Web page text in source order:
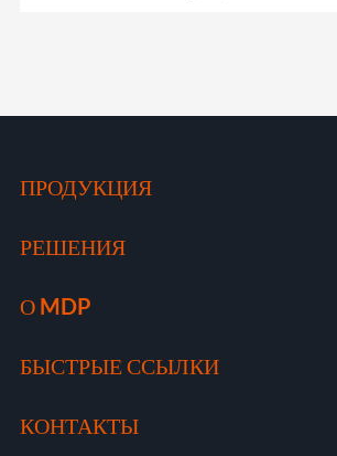
ПРОДУКЦИЯ
РЕШЕНИЯ
О MDP
БЫСТРЫЕ ССЫЛКИ
КОНТАКТЫ